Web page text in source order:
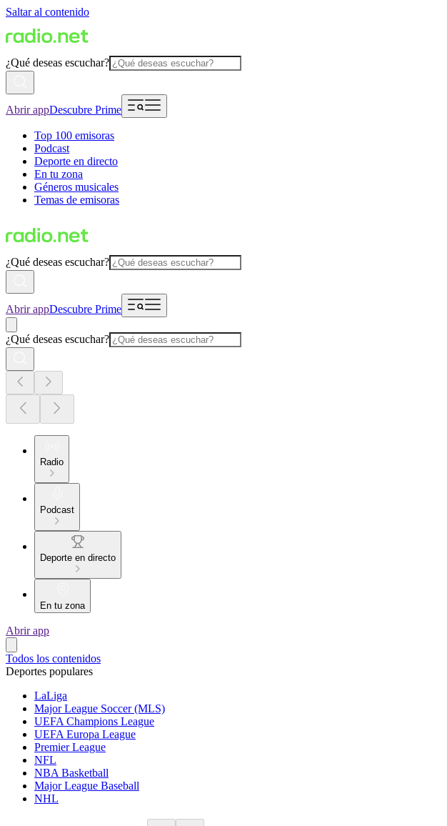
Saltar al contenido
¿Qué deseas escuchar?
Abrir appDescubre Prime
Top 100 emisoras
Podcast
Deporte en directo
En tu zona
Géneros musicales
Temas de emisoras
¿Qué deseas escuchar?
Abrir appDescubre Prime
¿Qué deseas escuchar?
Radio
Podcast
Deporte en directo
En tu zona
Abrir app
Todos los contenidos
Deportes populares
LaLiga
Major League Soccer (MLS)
UEFA Champions League
UEFA Europa League
Premier League
NFL
NBA Basketball
Major League Baseball
NHL